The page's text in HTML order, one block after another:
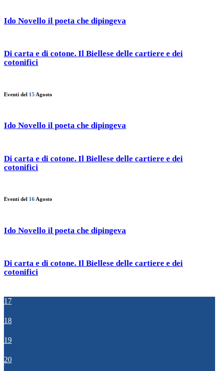
Ido Novello il poeta che dipingeva
Di carta e di cotone. Il Biellese delle cartiere e dei
cotonifici
Eventi del 15 Agosto
Ido Novello il poeta che dipingeva
Di carta e di cotone. Il Biellese delle cartiere e dei
cotonifici
Eventi del 16 Agosto
Ido Novello il poeta che dipingeva
Di carta e di cotone. Il Biellese delle cartiere e dei
cotonifici
17
18
19
20